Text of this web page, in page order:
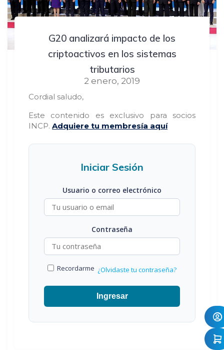
G20 analizará impacto de los
criptoactivos en los sistemas
tributarios
2 enero, 2019
Cordial saludo,
Este contenido es exclusivo para socios
INCP. Adquiere tu membresía aquí
Iniciar Sesión
Usuario o correo electrónico
Contraseña
Recordarme ¿Olvidaste tu contraseña?
Ingresar